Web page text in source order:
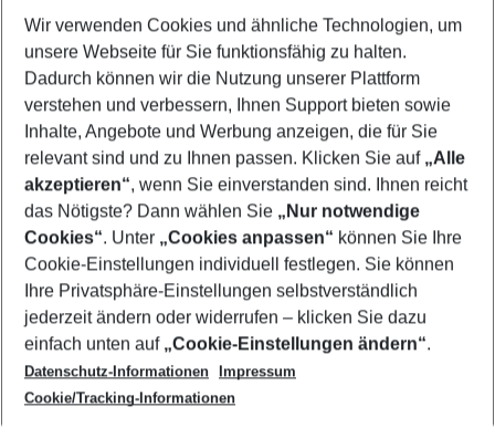
2 Erwachsene Keine Kinder
Mehr Filter anzeigen
Footer
Footer navigation
Über uns
AGB
Cookie-Einstellungen ändern
Cookie-Richtlinie
Datenschutz
Service & Hilfe
Barrierefreies Reisen
Check-in
Folgen Sie uns
Wir verwenden Cookies und ähnliche Technologien, um
unsere Webseite für Sie funktionsfähig zu halten.
Dadurch können wir die Nutzung unserer Plattform
verstehen und verbessern, Ihnen Support bieten sowie
Inhalte, Angebote und Werbung anzeigen, die für Sie
relevant sind und zu Ihnen passen. Klicken Sie auf „Alle
akzeptieren“, wenn Sie einverstanden sind. Ihnen reicht
das Nötigste? Dann wählen Sie „Nur notwendige
Cookies“. Unter „Cookies anpassen“ können Sie Ihre
Cookie-Einstellungen individuell festlegen. Sie können
Ihre Privatsphäre-Einstellungen selbstverständlich
jederzeit ändern oder widerrufen – klicken Sie dazu
einfach unten auf „Cookie-Einstellungen ändern“.
Datenschutz-Informationen
Impressum
Cookie/Tracking-Informationen